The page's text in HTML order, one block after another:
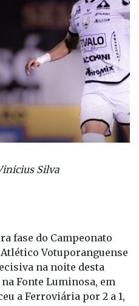
fase do Campeonato
Votuporanguense
na noite desta
Fonte Luminosa, em